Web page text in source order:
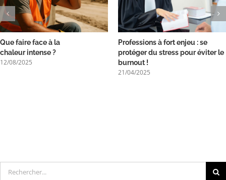
Que faire face à la
chaleur intense ?
12/08/2025
Professions à fort enjeu : se
protéger du stress pour éviter le
burnout !
21/04/2025
Rechercher